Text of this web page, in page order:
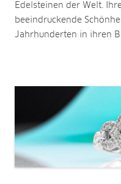
Edelsteinen der Welt.
beeindruckende
Jahrhunderten in ihren